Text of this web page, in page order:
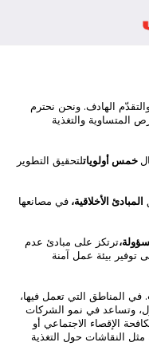
الهادف. ونحن نحترم
المتساوية والتغذية
خمس أولوياتلتحقيق التطوير
المبادئ الأخلاقية، في مصانعها
ترتكز على مبادئ عدم
توفير بيئة عمل آمنة
. في المناطق التي تعمل فيها،
وتساعد في نمو الشركات
الإقصاء الاجتماعي أو
النقاشات حول التغذية